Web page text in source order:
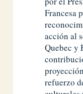
Francesa
acción al
Quebec y
refuerzo